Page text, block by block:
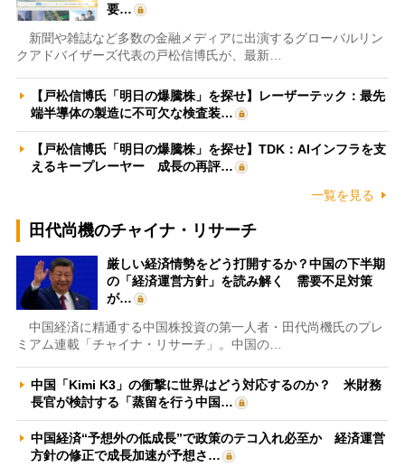
要…
新聞や雑誌など多数の金融メディアに出演するグローバルリン
クアドバイザーズ代表の戸松信博氏が、最新…
【戸松信博氏「明日の爆騰株」を探せ】レーザーテック：最先
端半導体の製造に不可欠な検査装…
【戸松信博氏「明日の爆騰株」を探せ】TDK：AIインフラを支
えるキープレーヤー 成長の再評…
一覧を見る
田代尚機のチャイナ・リサーチ
厳しい経済情勢をどう打開するか？中国の下半期
の「経済運営方針」を読み解く 需要不足対策
が…
中国経済に精通する中国株投資の第一人者・田代尚機氏のプレ
ミアム連載「チャイナ・リサーチ」。中国の…
中国「Kimi K3」の衝撃に世界はどう対応するのか？ 米財務
長官が検討する「蒸留を行う中国…
中国経済“予想外の低成長”で政策のテコ入れ必至か 経済運営
方針の修正で成長加速が予想さ…